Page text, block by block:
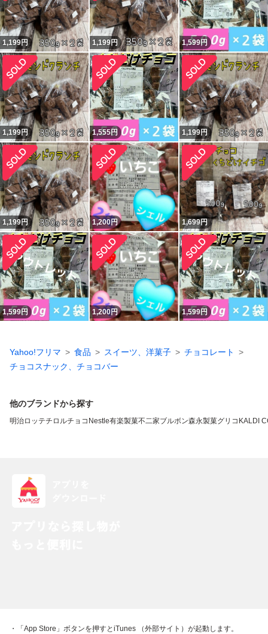
1,199円 1,199円 1,599円
1,199円 1,555円 1,199円
1,199円 1,200円 1,699円
1,599円 1,200円 1,599円
Yahoo!フリマ 食品 スイーツ、洋菓子
チョコレート
チョコスナック、チョコバー
他のブランドから探す
明治ロッテチロルチョコ Nestle有楽製菓不二家ブルボン森永製菓グリコ KALDI
・「App Store」ボタンを押すとiTunes （外部サイト）が起動します。